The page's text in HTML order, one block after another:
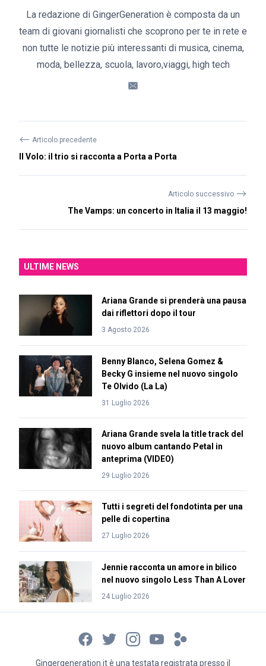
La redazione di GingerGeneration è composta da un
team di giovani giornalisti che scoprono per te in rete e
non tutte le notizie più interessanti di musica, cinema,
moda, bellezza, scuola, lavoro,viaggi, high tech
⟵ Articolo precedente
Il Volo: il trio si racconta a Porta a Porta
Articolo successivo ⟶
The Vamps: un concerto in Italia il 13 maggio!
ULTIME NEWS
Ariana Grande si prenderà una pausa
dai riflettori dopo il tour
3 Agosto 2026
Benny Blanco, Selena Gomez &
Becky G insieme nel nuovo singolo
Te Olvido (La La)
31 Luglio 2026
Ariana Grande svela la title track del
nuovo album cantando Petal in
anteprima (VIDEO)
29 Luglio 2026
Tutti i segreti del fondotinta per una
pelle di copertina
27 Luglio 2026
Jennie racconta un amore in bilico
nel nuovo singolo Less Than A Lover
24 Luglio 2026
Gingergeneration.it è una testata registrata presso il